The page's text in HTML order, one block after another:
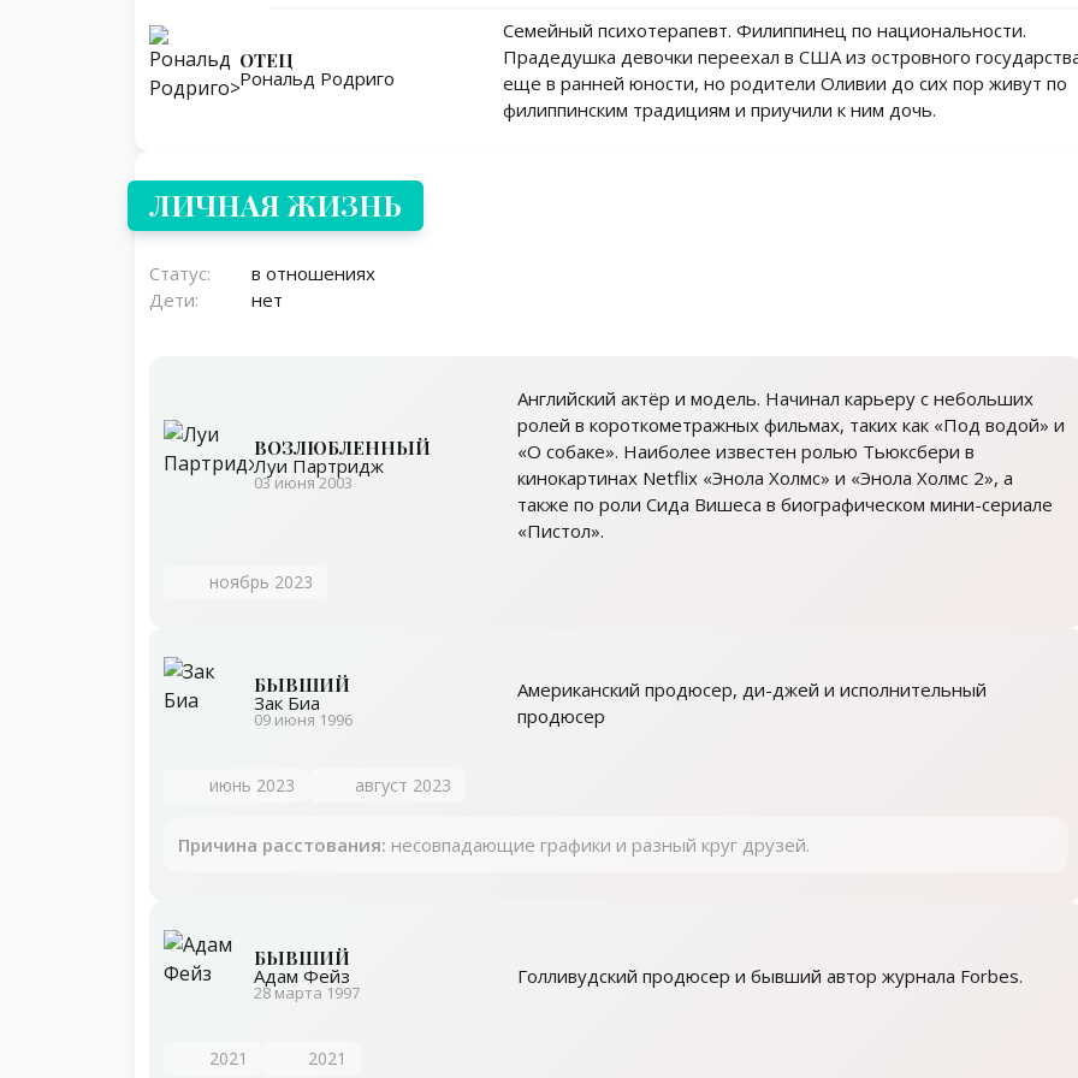
ОТЕЦ
Рональд Родриго
Cемейный психотерапевт. Филиппинец по национальности.
Прадедушка девочки переехал в США из островного
еще в ранней юности, но родители Оливии до сих пор живут по
филиппинским традициям и приучили к ним дочь.
ЛИЧНАЯ ЖИЗНЬ
Статус:
в отношениях
Дети:
нет
ВОЗЛЮБЛЕННЫЙ
Луи Партридж
03 июня 2003
Английский актёр и модель. Начинал карьеру с небольших
ролей в короткометражных фильмах, таких как «Под водой» и
«О собаке». Наиболее известен ролью Тьюксбери в
кинокартинах Netflix «Энола Холмс» и «Энола Холмс 2», а
также по роли Сида Вишеса в биографическом мини-сериале
«Пистол».
ноябрь 2023
БЫВШИЙ
Зак Биа
09 июня 1996
Американский продюсер, ди-джей и исполнительный
продюсер
июнь 2023 август 2023
Причина расстования: несовпадающие графики и разный круг друзей.
БЫВШИЙ
Адам Фейз
28 марта 1997
Голливудский продюсер и бывший автор журнала Forbes.
2021 2021